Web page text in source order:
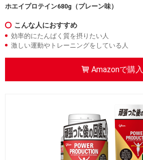
ホエイプロテイン680g（プレーン味）
こんな人におすすめ
効率的にたんぱく質を摂りたい人
激しい運動やトレーニングをしている人
Amazonで購入